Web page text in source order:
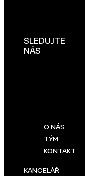
SLEDUJTE
NÁS
O NÁS
TÝM
KONTAKT
KANCELÁŘ